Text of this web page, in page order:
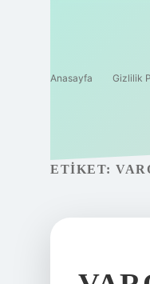
Anasayfa Gizlilik
ETIKET: